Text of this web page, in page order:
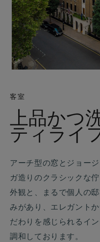
客室
上品かつ
ティライ
アーチ型の窓とジョー
ガ造りのクラシックな
外観と、まるで個人の
みがあり、エレガント
だわりを感じられるイ
調和しております。